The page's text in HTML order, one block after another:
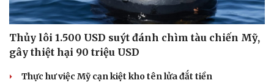
Thủy lôi 1.500 USD suýt đánh chìm tàu chiến Mỹ,
gây thiệt hại 90 triệu USD
Thực hư việc Mỹ cạn kiệt kho tên lửa đắt tiền